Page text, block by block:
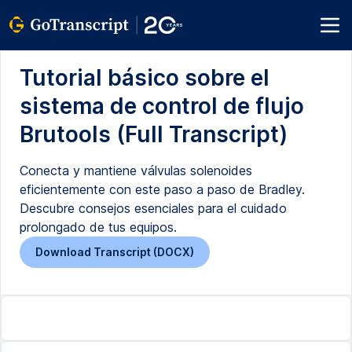
Tutorial básico sobre el
sistema de control de flujo
Brutools (Full Transcript)
Conecta y mantiene válvulas solenoides
eficientemente con este paso a paso de Bradley.
Descubre consejos esenciales para el cuidado
prolongado de tus equipos.
Download Transcript (DOCX)